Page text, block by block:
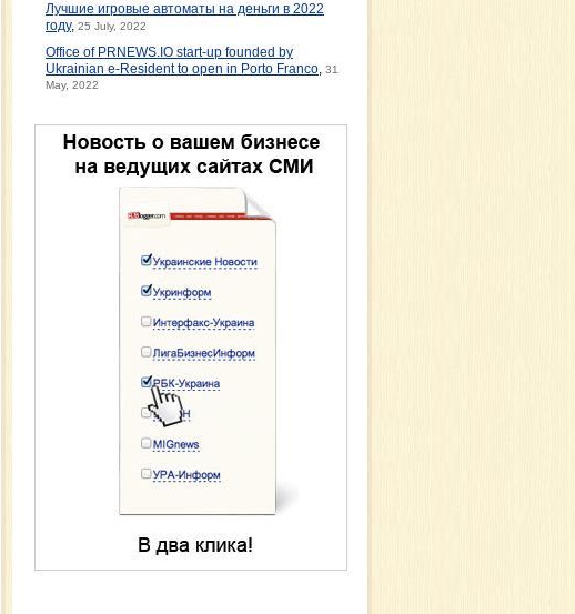
Лучшие игровые автоматы на деньги в 2022
году, 25 July, 2022
Office of PRNEWS.IO start-up founded by
Ukrainian e-Resident to open in Porto Franco 31
May, 2022